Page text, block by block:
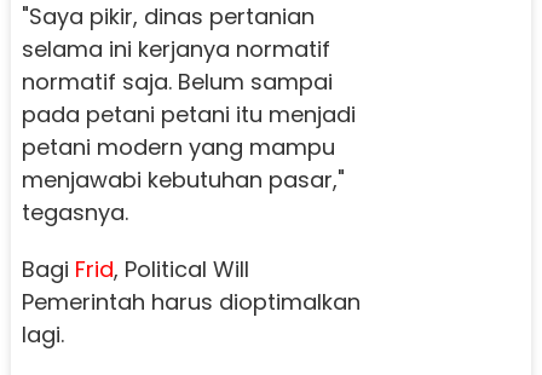
"Saya pikir, dinas pertanian
selama ini kerjanya normatif
normatif saja. Belum sampai
pada petani petani itu menjadi
petani modern yang mampu
menjawabi kebutuhan pasar,"
tegasnya.
Bagi Frid, Political Will
Pemerintah harus dioptimalkan
lagi.